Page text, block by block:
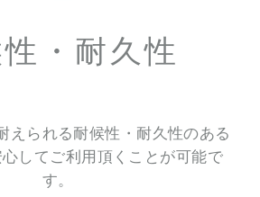
・耐久性
えられる耐候性・耐久性のある
してご利用頂くことが可能で
す。